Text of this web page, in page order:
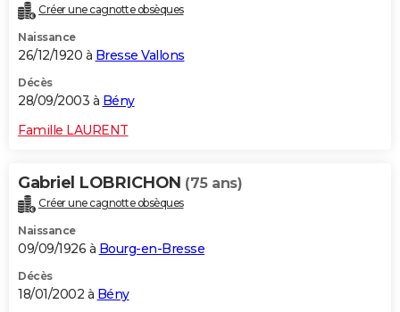
Créer une cagnotte obsèques
Naissance
26/12/1920 à Bresse Vallons
Décès
28/09/2003 à Bény
Famille LAURENT
Gabriel LOBRICHON (75 ans)
Créer une cagnotte obsèques
Naissance
09/09/1926 à Bourg-en-Bresse
Décès
18/01/2002 à Bény